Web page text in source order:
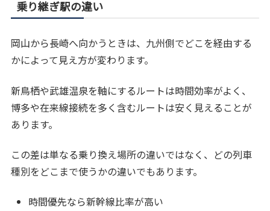
乗り継ぎ駅の違い
岡山から長崎へ向かうときは、九州側でどこを経由する
かによって見え方が変わります。
新鳥栖や武雄温泉を軸にするルートは時間効率がよく、
博多や在来線接続を多く含むルートは安く見えることが
あります。
この差は単なる乗り換え場所の違いではなく、どの列車
種別をどこまで使うかの違いでもあります。
時間優先なら新幹線比率が高い